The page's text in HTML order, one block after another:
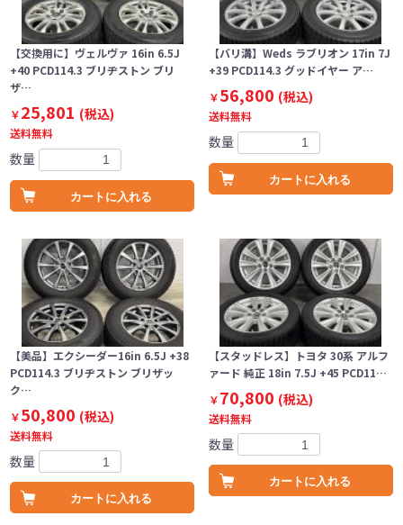
【交換用に】ヴェルヴァ 16in 6.5J
+40 PCD114.3 ブリヂストン ブリ
ザ…
￥25,801 (税込)
送料無料
数量
カートに入れる
【バリ溝】Weds ラブリオン 17in 7J
+39 PCD114.3 グッドイヤー ア…
￥56,800 (税込)
送料無料
数量
カートに入れる
【美品】エクシーダー16in 6.5J +38
PCD114.3 ブリヂストン ブリザッ
ク…
￥50,800 (税込)
送料無料
数量
カートに入れる
【スタッドレス】トヨタ 30系 アルフ
ァード 純正 18in 7.5J +45 PCD11…
￥70,800 (税込)
送料無料
数量
カートに入れる